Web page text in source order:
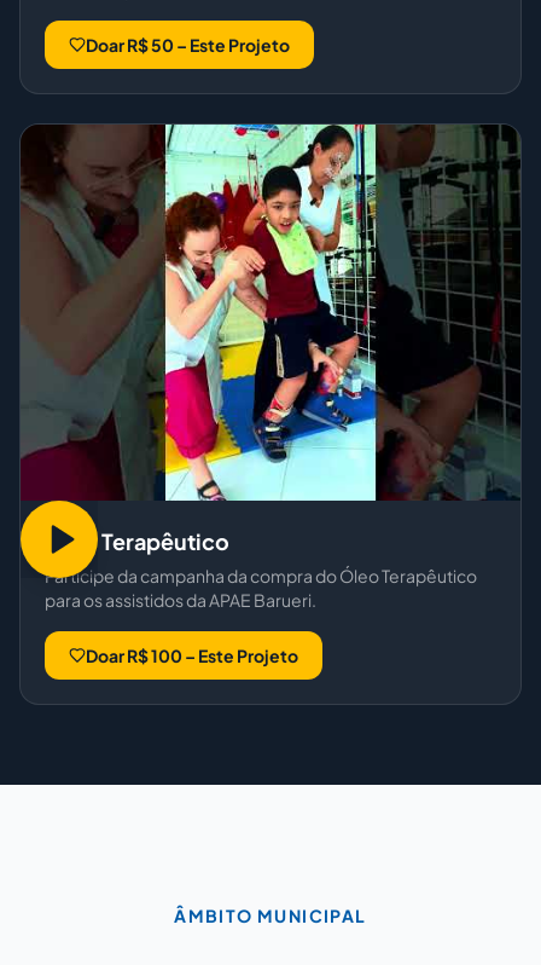
Doar R$ 50 – Este Projeto
Óleo Terapêutico
Participe da campanha da compra do Óleo Terapêutico
para os assistidos da APAE Barueri.
Doar R$ 100 – Este Projeto
ÂMBITO MUNICIPAL